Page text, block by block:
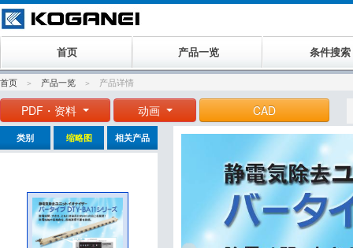
首页 产品一览 条件搜索
首页 产品一览 产品详情
PDF・资料 动画 CAD
类别 缩略图 相关产品